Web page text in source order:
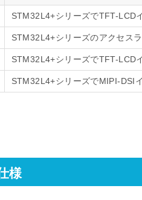
STM32L4+シリーズでTFT-LCD
STM32L4+シリーズのアクセス
STM32L4+シリーズでTFT-LCD
STM32L4+シリーズでMIPI-DSI
様